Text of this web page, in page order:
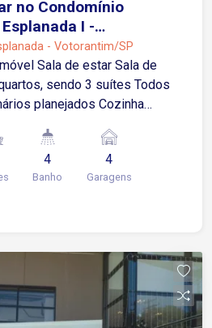
no Condomínio
I -
- Votorantim/SP
Sala de
sendo 3 suítes Todos
planejados Cozinha
Área gourmet
4 carros, sendo 2 vagas
Piscinas Academia Salão
Quadras de tênis
4
Banho
4
Garagens